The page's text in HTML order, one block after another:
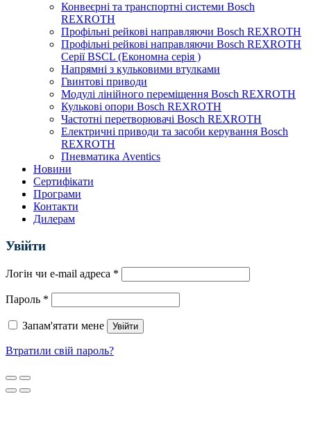
Конвеєрні та транспортні системи Bosch
REXROTH
Профільні рейкові направляючи Bosch REXROTH
Профільні рейкові направляючи Bosch REXROTH
Серії BSCL (Економна серія )
Напрямні з кульковими втулками
Гвинтові приводи
Модулі лінійного переміщення Bosch REXROTH
Кулькові опори Bosch REXROTH
Частотні перетворювачі Bosch REXROTH
Електричні приводи та засоби керування Bosch
REXROTH
Пневматика Aventics
Новини
Сертифікати
Програми
Контакти
Дилерам
Увійти
Логін чи e-mail адреса *
Пароль *
Запам'ятати мене Увійти
Втратили свій пароль?